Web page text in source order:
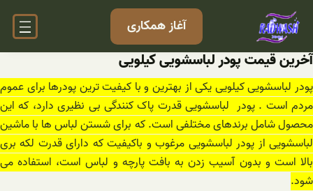
رفتن
آغاز همکاری
آخرین قیمت پودر لباسشویی کیلویی
پودر لباسشویی کیلویی یکی از بهترین و با کیفیت ترین پودرها برای عموم
مردم است . پودر لباسشویی قدرت پاک کنندگی بی نظیری دارد، که این
محصول شامل برندهای مختلفی است. که برای شستن لباس ها با ماشین
لباسشویی از پودر لباسشویی مرغوب و باکیفیت که دارای قدرت لکه بری
بالا است و بدون آسیب زدن به بافت پارچه و لباس است، استفاده می
شود.